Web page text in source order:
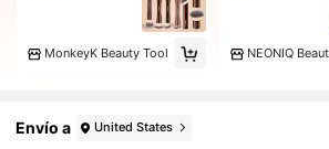
MonkeyK Beauty Tool NEONIQ
Envío a United States